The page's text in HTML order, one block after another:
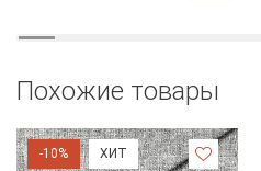
Похожие товары
-10% ХИТ